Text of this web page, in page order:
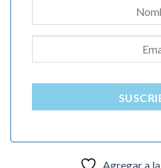
Agregar a